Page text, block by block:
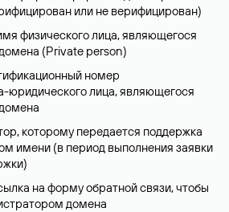
или не верифицирован)
физического лица, являющегося
(Privatе person)
номер
юридического лица, являющегося
которому передается поддержка
имени (в период выполнения заявки
на форму обратной связи, чтобы
домена